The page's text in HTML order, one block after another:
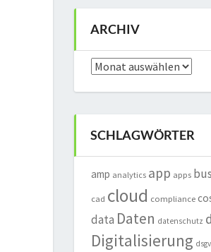
ARCHIV
Archiv
SCHLAGWÖRTER
amp analytics app apps
cad cloud compliance
data Daten datenschutz
Digitalisierung